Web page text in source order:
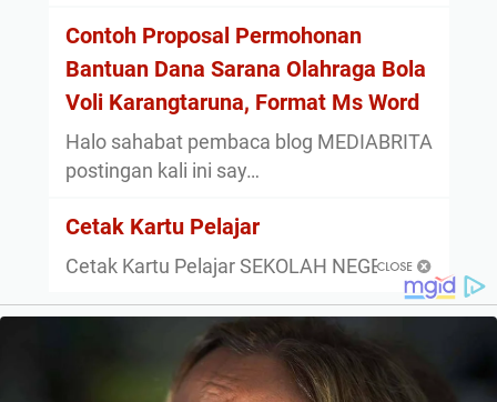
Contoh Proposal Permohonan
Bantuan Dana Sarana Olahraga Bola
Voli Karangtaruna, Format Ms Word
Halo sahabat pembaca blog MEDIABRITA
postingan kali ini say…
Cetak Kartu Pelajar
Cetak Kartu Pelajar SEKOLAH NEGERI 1…
Privacy Policy Sitemap Disclaimer